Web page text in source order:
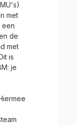
met
een
de
met
is
je